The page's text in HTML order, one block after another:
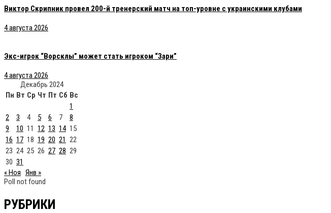
Виктор Скрипник провел 200-й тренерский матч на топ-уровне с украинскими клубами
4 августа 2026
Экс-игрок “Ворсклы” может стать игроком “Зари”
4 августа 2026
Декабрь 2024
Пн Вт Ср Чт Пт Сб Вс
1
2
3 4 5 6 7
8
9
10 11 12 13 14 15
16 17 18 19 20 21 22
23 24 25 26 27 28 29
30 31
« Ноя Янв »
Poll not found
РУБРИКИ